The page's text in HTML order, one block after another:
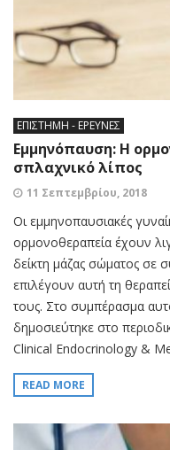
ΕΠΙΣΤΗΜΗ - ΕΡΕΥΝΕΣ
Εμμηνόπαυση: Η
σπλαχνικό λίπος
11 Σεπτεμβρίου, 2018
Οι εμμηνοπαυσιακές
ορμονοθεραπεία έχουν
δείκτη μάζας σώματος σε
επιλέγουν αυτή τη
τους. Στο συμπέρασμα
δημοσιεύτηκε στο
Clinical Endocrinology &
READ MORE